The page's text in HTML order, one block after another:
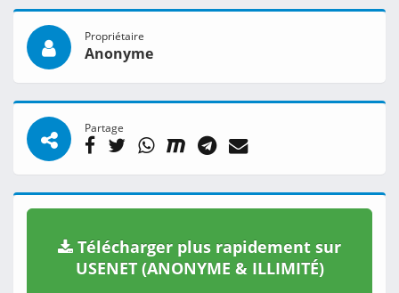
Propriétaire
Anonyme
Partage
Télécharger plus rapidement sur
USENET (ANONYME & ILLIMITÉ)